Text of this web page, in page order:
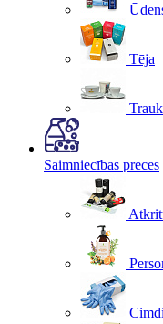
Tēja
Saimniecības preces
Cimdi